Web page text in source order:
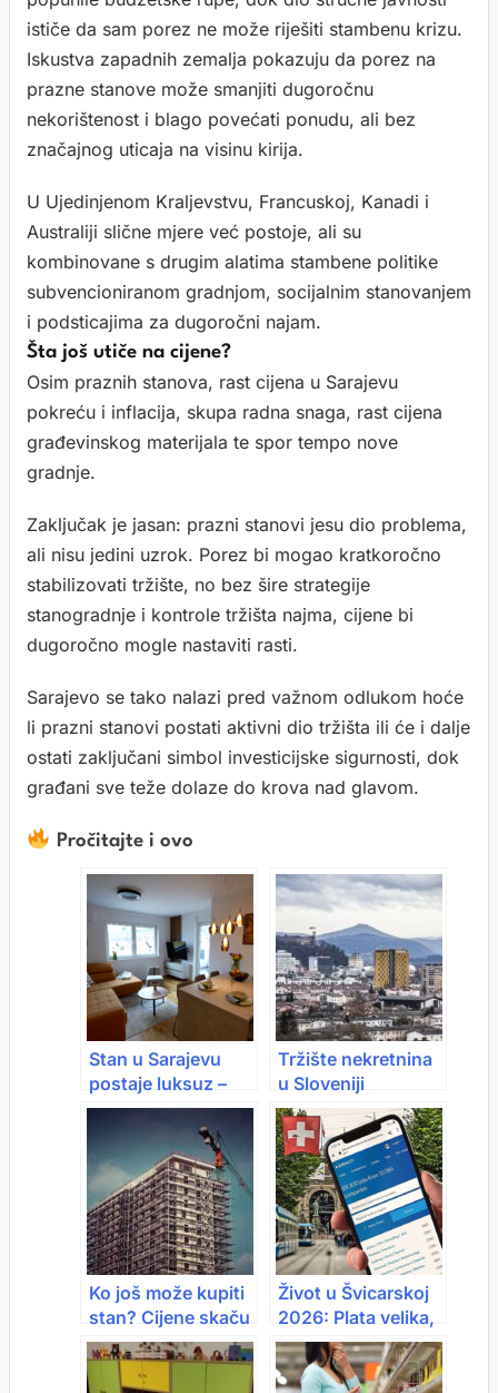
ističe da sam porez ne može riješiti stambenu krizu.
Iskustva zapadnih zemalja pokazuju da porez na
prazne stanove može smanjiti dugoročnu
nekorištenost i blago povećati ponudu, ali bez
značajnog uticaja na visinu kirija.
U Ujedinjenom Kraljevstvu, Francuskoj, Kanadi i
Australiji slične mjere već postoje, ali su
kombinovane s drugim alatima stambene politike
subvencioniranom gradnjom, socijalnim stanovanjem
i podsticajima za dugoročni najam.
Šta još utiče na cijene?
Osim praznih stanova, rast cijena u Sarajevu
pokreću i inflacija, skupa radna snaga, rast cijena
građevinskog materijala te spor tempo nove
gradnje.
Zaključak je jasan: prazni stanovi jesu dio problema,
ali nisu jedini uzrok. Porez bi mogao kratkoročno
stabilizovati tržište, no bez šire strategije
stanogradnje i kontrole tržišta najma, cijene bi
dugoročno mogle nastaviti rasti.
Sarajevo se tako nalazi pred važnom odlukom hoće
li prazni stanovi postati aktivni dio tržišta ili će i dalje
ostati zaključani simbol investicijske sigurnosti, dok
građani sve teže dolaze do krova nad glavom.
Pročitajte i ovo
Stan u Sarajevu
postaje luksuz –
cijene idu i do
480.000 KM
Tržište nekretnina
u Sloveniji
eksplodiralo: cijene
kvadrata na
rekordnim nivoima
Ko još može kupiti
stan? Cijene skaču
u Srbiji, Hrvatskoj i
Crnoj Gori
Život u Švicarskoj
2026: Plata velika,
ali kad vidite cijene
stanova – šok